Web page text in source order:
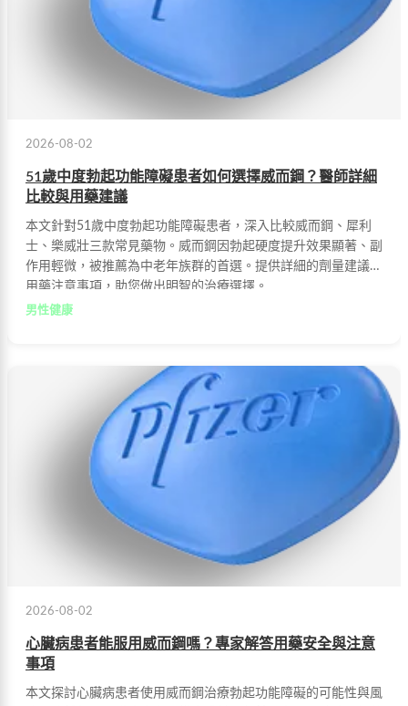
2026-08-02
51歲中度勃起功能障礙患者如何選擇威而鋼？醫師詳細
比較與用藥建議
本文針對51歲中度勃起功能障礙患者，深入比較威而鋼、犀利
士、樂威壯三款常見藥物。威而鋼因勃起硬度提升效果顯著、副
作用輕微，被推薦為中老年族群的首選。提供詳細的劑量建議與
用藥注意事項，助您做出明智的治療選擇。
男性健康
2026-08-02
心臟病患者能服用威而鋼嗎？專家解答用藥安全與注意
事項
本文探討心臟病患者使用威而鋼治療勃起功能障礙的可能性與風